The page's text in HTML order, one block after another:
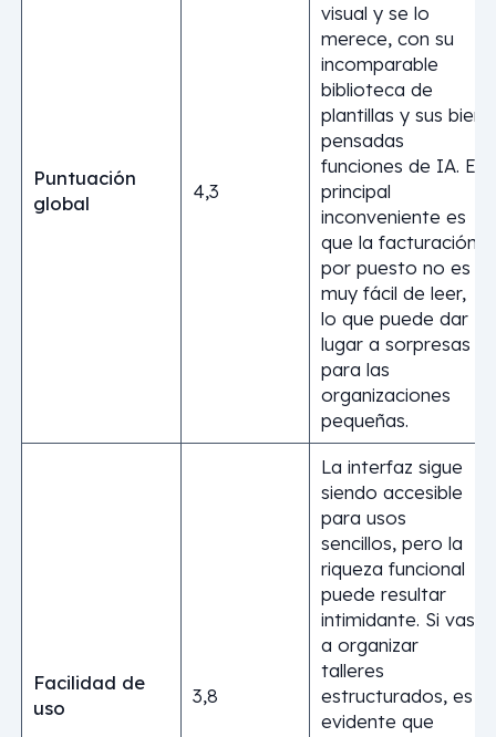
Puntuación
global
4,3
visual y se lo
merece, con su
incomparable
biblioteca de
plantillas y sus bien
pensadas
funciones de IA. El
principal
inconveniente es
que la facturación
por puesto no es
muy fácil de leer,
lo que puede dar
lugar a sorpresas
para las
organizaciones
pequeñas.
Facilidad de
uso
3,8
La interfaz sigue
siendo accesible
para usos
sencillos, pero la
riqueza funcional
puede resultar
intimidante. Si vas
a organizar
talleres
estructurados, es
evidente que